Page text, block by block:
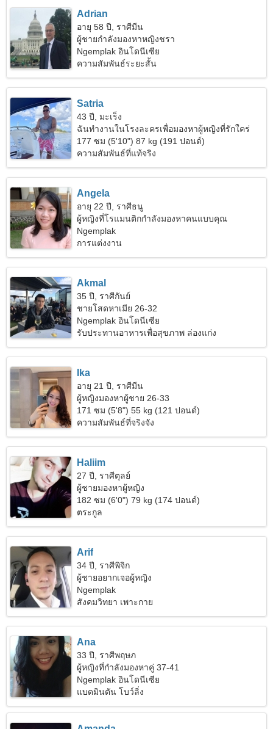
Adrian
อายุ 58 ปี, ราศีมีน
ผู้ชายกำลังมองหาหญิงชรา
Ngemplak อินโดนีเซีย
ความสัมพันธ์ระยะสั้น
Satria
43 ปี, มะเร็ง
ฉันทำงานในโรงละครเพื่อมองหาผู้หญิงที่รักใคร่
177 ซม (5'10") 87 kg (191 ปอนด์)
ความสัมพันธ์ที่แท้จริง
Angela
อายุ 22 ปี, ราศีธนู
ผู้หญิงที่โรแมนติกกำลังมองหาคนแบบคุณ
Ngemplak
การแต่งงาน
Akmal
35 ปี, ราศีกันย์
ชายโสดหาเมีย 26-32
Ngemplak อินโดนีเซีย
รับประทานอาหารเพื่อสุขภาพ ล่องแก่ง
Ika
อายุ 21 ปี, ราศีมีน
ผู้หญิงมองหาผู้ชาย 26-33
171 ซม (5'8") 55 kg (121 ปอนด์)
ความสัมพันธ์ที่จริงจัง
Haliim
27 ปี, ราศีตุลย์
ผู้ชายมองหาผู้หญิง
182 ซม (6'0") 79 kg (174 ปอนด์)
ตระกูล
Arif
34 ปี, ราศีพิจิก
ผู้ชายอยากเจอผู้หญิง
Ngemplak
สังคมวิทยา เพาะกาย
Ana
33 ปี, ราศีพฤษภ
ผู้หญิงที่กำลังมองหาคู่ 37-41
Ngemplak อินโดนีเซีย
แบดมินตัน โบว์ลิ่ง